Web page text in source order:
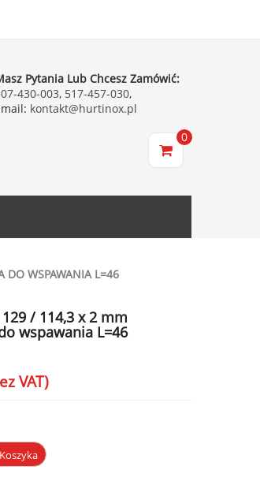
Pytania Lub Chcesz Zamówić:
430-003, 517-457-030,
kontakt@hurtinox.pl
0
DO WSPAWANIA L=46
/ 114,3 x 2 mm
wspawania L=46
VAT)